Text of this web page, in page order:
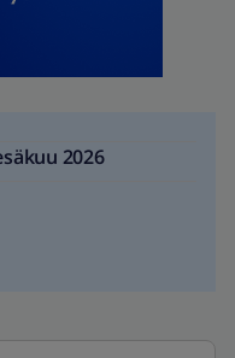
2026